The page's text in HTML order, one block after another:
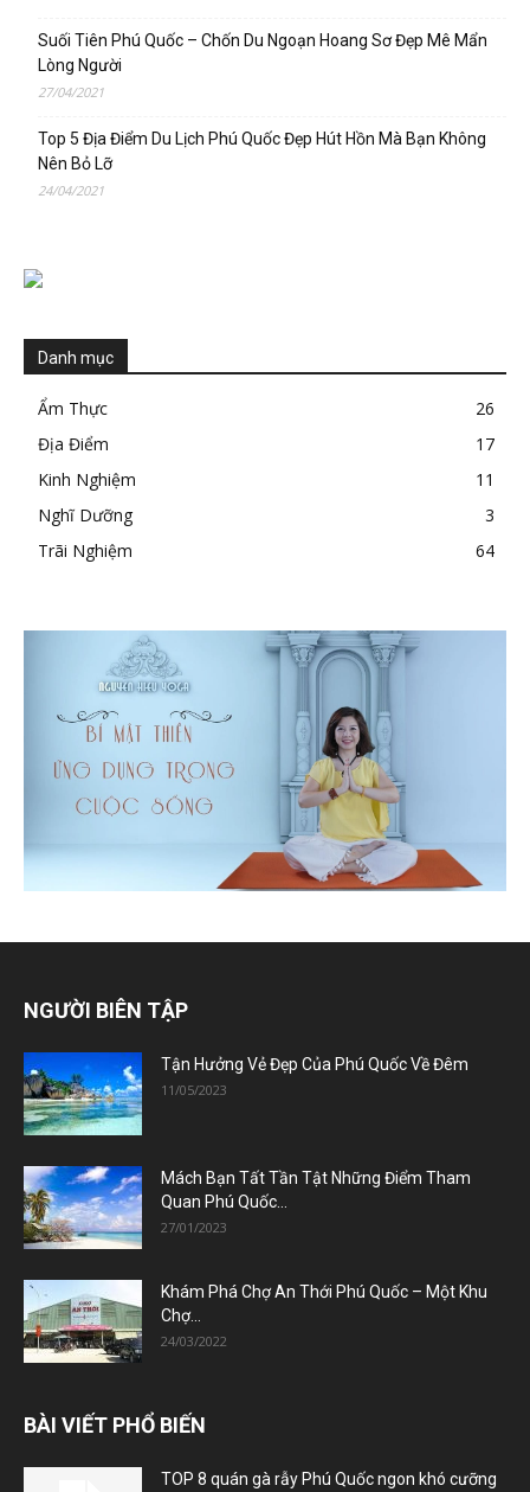
Suối Tiên Phú Quốc – Chốn Du Ngoạn Hoang Sơ Đẹp Mê Mẩn
Lòng Người
27/04/2021
Top 5 Địa Điểm Du Lịch Phú Quốc Đẹp Hút Hồn Mà Bạn Không
Nên Bỏ Lỡ
24/04/2021
Danh mục
Ẩm Thực
26
Địa Điểm
17
Kinh Nghiệm
11
Nghĩ Dưỡng
3
Trãi Nghiệm
64
NGƯỜI BIÊN TẬP
Tận Hưởng Vẻ Đẹp Của Phú Quốc Về Đêm
11/05/2023
Mách Bạn Tất Tần Tật Những Điểm Tham
Quan Phú Quốc...
27/01/2023
Khám Phá Chợ An Thới Phú Quốc – Một Khu
Chợ...
24/03/2022
BÀI VIẾT PHỔ BIẾN
TOP 8 quán gà rẫy Phú Quốc ngon khó cưỡng